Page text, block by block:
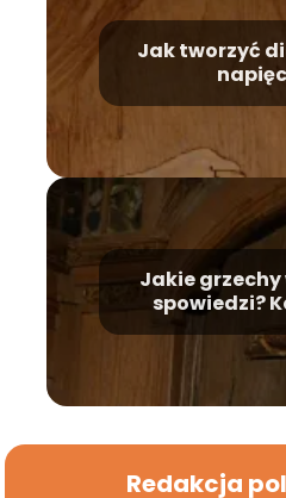
Jak tworzyć
Jakie
spowiedzi?
Redakcja